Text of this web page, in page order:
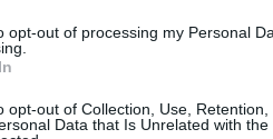
opt-out of processing my Personal
opt-out of Collection, Use,
Data that Is Unrelated with
30.4.2024,